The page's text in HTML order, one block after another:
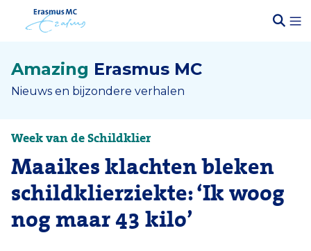
Amazing Erasmus MC
Nieuws en bijzondere verhalen
Week van de Schildklier
Maaikes klachten bleken
schildklierziekte: ‘Ik woog
nog maar 43 kilo’